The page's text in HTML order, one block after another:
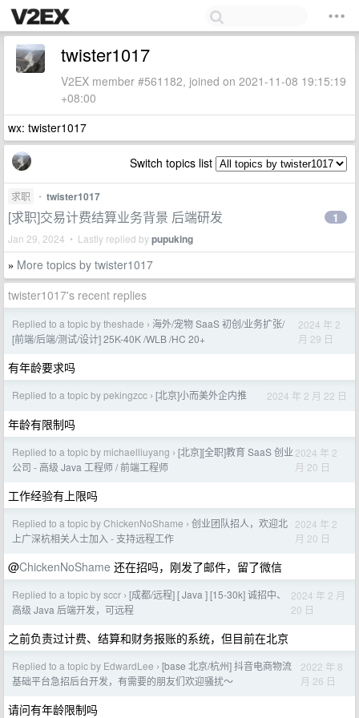
twister1017
V2EX member #561182, joined on 2021-11-08 19:15:19
+08:00
wx: twister1017
Switch topics list
求职 • twister1017
[求职]交易计费结算业务背景 后端研发
Jan 29, 2024 • Lastly replied bypupuking
1
» More topics by twister1017
twister1017's recent replies
Replied to a topic by theshade › 海外/宠物 SaaS 初创/业务扩张/
[前端/后端/测试/设计] 25K-40K /WLB /HC 20+
2024 年 2
月 29 日
有年龄要求吗
Replied to a topic by pekingzcc › [北京]小而美外企内推 2024 年 2 月 22 日
年龄有限制吗
Replied to a topic by michaelliuyang › [北京][全职]教育 SaaS 创业
公司 - 高级 Java 工程师 / 前端工程师
2024 年 2
月 20 日
工作经验有上限吗
Replied to a topic by ChickenNoShame › 创业团队招人，欢迎北
上广深杭相关人士加入 - 支持远程工作
2024 年 2
月 20 日
@ChickenNoShame 还在招吗，刚发了邮件，留了微信
Replied to a topic by sccr › [成都/远程] [ Java ] [15-30k] 诚招中、
高级 Java 后端开发，可远程
2024 年 2 月
20 日
之前负责过计费、结算和财务报账的系统，但目前在北京
Replied to a topic by EdwardLee › [base 北京/杭州] 抖音电商物流
基础平台急招后台开发，有需要的朋友们欢迎骚扰～
2022 年 8
月 26 日
请问有年龄限制吗